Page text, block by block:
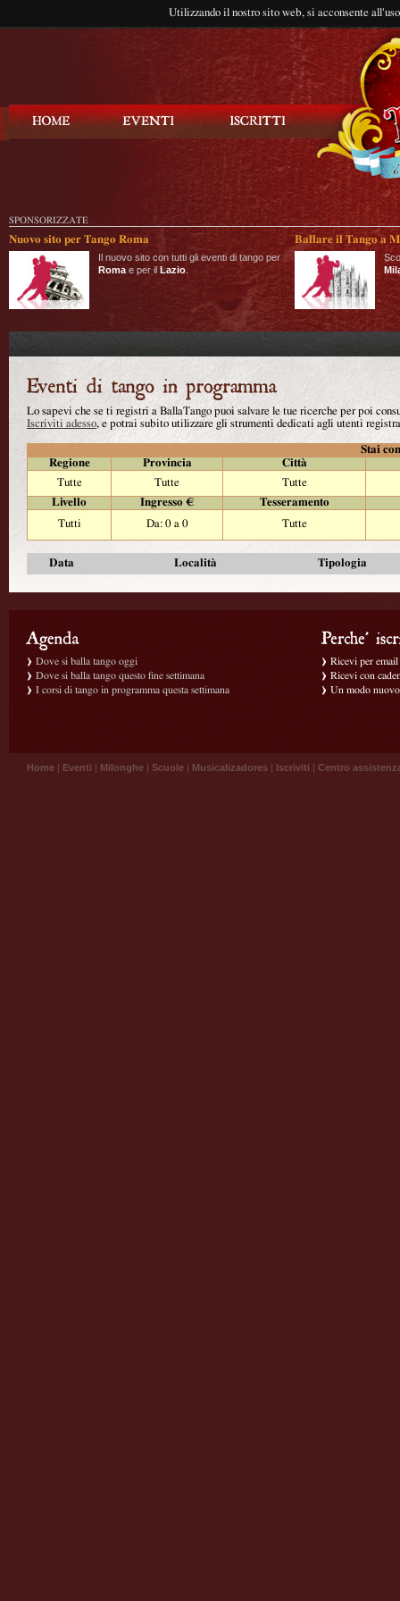
Utilizzando il nostro sito web, si acconsente
SPONSORIZZATE
Nuovo sito per Tango Roma
Il nuovo sito con tutti gli eventi di tango per
Roma e per il Lazio
Ballare il Tango a
Lo sapevi che se ti registri a BallaTango puoi salvare le tue ricerche per poi
Iscriviti adesso, e potrai subito utilizzare gli strumenti dedicati agli utenti
Stai
Regione
Provincia
Città
Tutte
Tutte
Tutte
Livello
Ingresso €
Tesseramento
Tutti
Da: 0 a 0 Tutte
Data Località Tipologia
Dove si balla tango oggi
Dove si balla tango questo fine settimana
I corsi di tango in programma questa settimana
Ricevi per
Ricevi con
Un modo
Home | Eventi | Milonghe | Scuole | Musicalizadores | Iscriviti | Centro